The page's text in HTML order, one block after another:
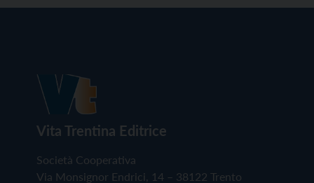
Vita Trentina Editrice
Società Cooperativa
Via Monsignor Endrici, 14 – 38122 Trento